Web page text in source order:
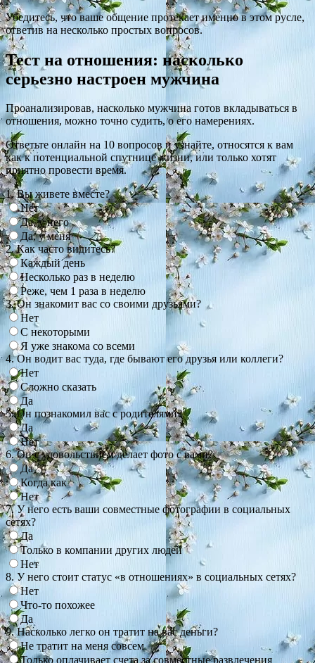
Убедитесь, что ваше общение протекает именно в этом русле,
ответив на несколько простых вопросов.
Тест на отношения: насколько
серьезно настроен мужчина
Проанализировав, насколько мужчина готов вкладываться в
отношения, можно точно судить, о его намерениях.
Ответьте онлайн на 10 вопросов и узнайте, относятся к вам
как к потенциальной спутнице жизни, или только хотят
приятно провести время.
1. Вы живете вместе?
Нет
Да, у него
Да, у меня
2. Как часто видитесь?
Каждый день
Несколько раз в неделю
Реже, чем 1 раза в неделю
3. Он знакомит вас со своими друзьями?
Нет
С некоторыми
Я уже знакома со всеми
4. Он водит вас туда, где бывают его друзья или коллеги?
Нет
Сложно сказать
Да
5. Он познакомил вас с родителями?
Да
Нет
6. Он с удовольствием делает фото с вами?
Да
Когда как
Нет
7. У него есть ваши совместные фотографии в социальных
сетях?
Да
Только в компании других людей
Нет
8. У него стоит статус «в отношениях» в социальных сетях?
Нет
Что-то похожее
Да
9. Насколько легко он тратит на вас деньги?
Не тратит на меня совсем
Только оплачивает счета за совместные развлечения